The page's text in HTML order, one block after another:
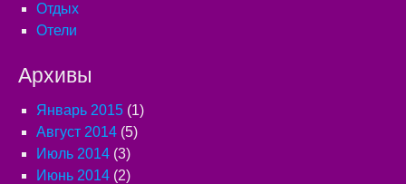
Отдых
Отели
Архивы
Январь 2015 (1)
Август 2014 (5)
Июль 2014 (3)
Июнь 2014 (2)